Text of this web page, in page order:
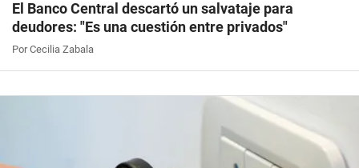
El Banco Central descartó un salvataje para
deudores: "Es una cuestión entre privados"
Por Cecilia Zabala